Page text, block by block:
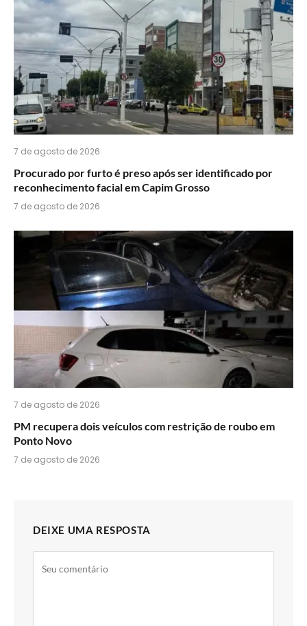
7 de agosto de 2026
Procurado por furto é preso após ser identificado por
reconhecimento facial em Capim Grosso
7 de agosto de 2026
7 de agosto de 2026
PM recupera dois veículos com restrição de roubo em
Ponto Novo
7 de agosto de 2026
DEIXE UMA RESPOSTA